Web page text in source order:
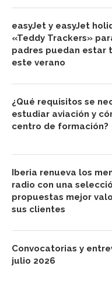
easyJet y easyJet
«Teddy Trackers»
padres puedan estar
este verano
¿Qué requisitos se
estudiar aviación y
centro de formación?
Iberia renueva los
radio con una
propuestas mejor
sus clientes
Convocatorias y
julio 2026